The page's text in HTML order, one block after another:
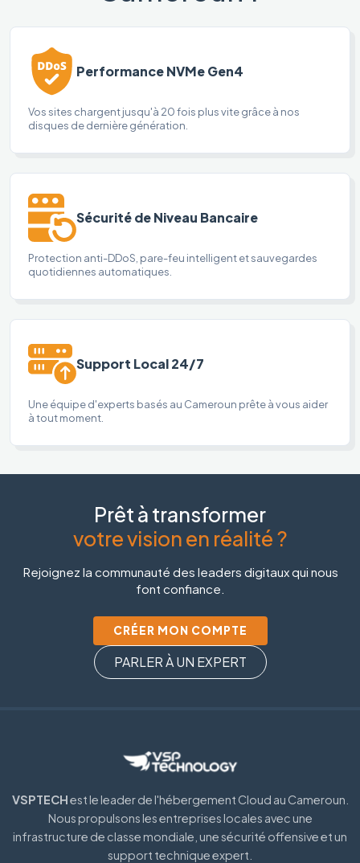
Performance NVMe Gen4
Vos sites chargent jusqu'à 20 fois plus vite grâce à nos
disques de dernière génération.
Sécurité de Niveau Bancaire
Protection anti-DDoS, pare-feu intelligent et sauvegardes
quotidiennes automatiques.
Support Local 24/7
Une équipe d'experts basés au Cameroun prête à vous aider
à tout moment.
Prêt à transformer
votre vision en réalité ?
Rejoignez la communauté des leaders digitaux qui nous
font confiance.
CRÉER MON COMPTE
PARLER À UN EXPERT
VSPTECHest le leader de l'hébergement Cloud au Cameroun.
Nous propulsons les entreprises locales avec une
infrastructure de classe mondiale, une sécurité offensive et un
support technique expert.